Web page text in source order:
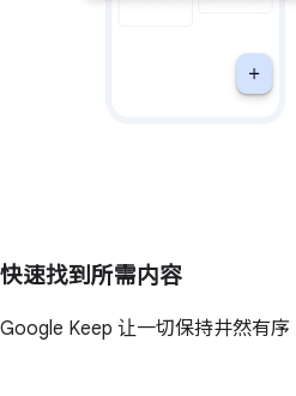
快速找到所需内容
Google Keep 让一切保持井然有